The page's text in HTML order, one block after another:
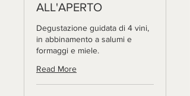
ALL'APERTO
Degustazione guidata di 4 vini,
in abbinamento a salumi e
formaggi e miele.
Read More